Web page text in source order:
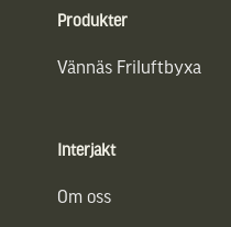
Produkter
Vännäs Friluftbyxa
Interjakt
Om oss